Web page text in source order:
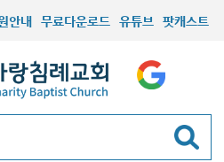
안내 무료다운로드 유튜브 팟캐스트